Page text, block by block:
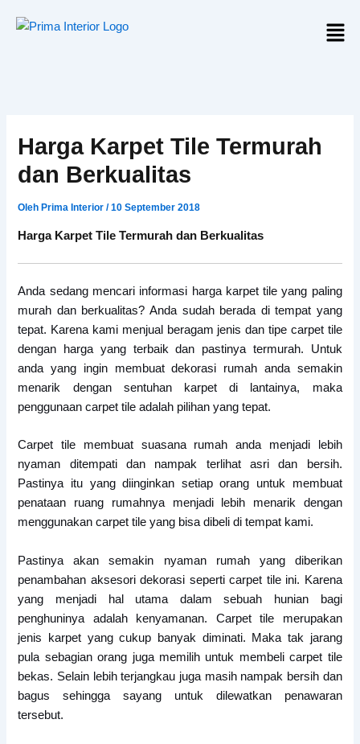
Harga Karpet Tile Termurah
dan Berkualitas
OlehPrima Interior/10 September 2018
Harga Karpet Tile Termurah dan Berkualitas
Anda sedang mencari informasi harga karpet tile yang paling
murah dan berkualitas? Anda sudah berada di tempat yang
tepat. Karena kami menjual beragam jenis dan tipe carpet tile
dengan harga yang terbaik dan pastinya termurah. Untuk
anda yang ingin membuat dekorasi rumah anda semakin
menarik dengan sentuhan karpet di lantainya, maka
penggunaan carpet tile adalah pilihan yang tepat.
Carpet tile membuat suasana rumah anda menjadi lebih
nyaman ditempati dan nampak terlihat asri dan bersih.
Pastinya itu yang diinginkan setiap orang untuk membuat
penataan ruang rumahnya menjadi lebih menarik dengan
menggunakan carpet tile yang bisa dibeli di tempat kami.
Pastinya akan semakin nyaman rumah yang diberikan
penambahan aksesori dekorasi seperti carpet tile ini. Karena
yang menjadi hal utama dalam sebuah hunian bagi
penghuninya adalah kenyamanan. Carpet tile merupakan
jenis karpet yang cukup banyak diminati. Maka tak jarang
pula sebagian orang juga memilih untuk membeli carpet tile
bekas. Selain lebih terjangkau juga masih nampak bersih dan
bagus sehingga sayang untuk dilewatkan penawaran
tersebut.